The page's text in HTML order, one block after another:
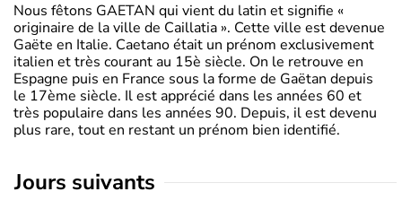
Nous fêtons GAETAN qui vient du latin et signifie «
originaire de la ville de Caillatia ». Cette ville est devenue
Gaëte en Italie. Caetano était un prénom exclusivement
italien et très courant au 15è siècle. On le retrouve en
Espagne puis en France sous la forme de Gaëtan depuis
le 17ème siècle. Il est apprécié dans les années 60 et
très populaire dans les années 90. Depuis, il est devenu
plus rare, tout en restant un prénom bien identifié.
jours suivants